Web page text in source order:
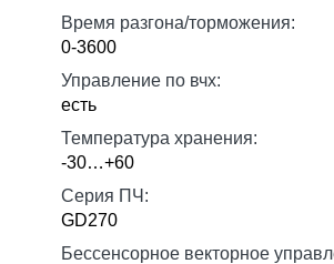
Время разгона/торможения:
0-3600
Управление по вчх:
есть
Температура хранения:
-30…+60
Серия ПЧ:
GD270
Бессенсорное векторное